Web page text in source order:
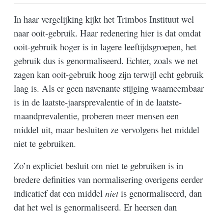
In haar vergelijking kijkt het Trimbos Instituut wel
naar ooit-gebruik. Haar redenering hier is dat omdat
ooit-gebruik hoger is in lagere leeftijdsgroepen, het
gebruik dus is genormaliseerd. Echter, zoals we net
zagen kan ooit-gebruik hoog zijn terwijl echt gebruik
laag is. Als er geen navenante stijging waarneembaar
is in de laatste-jaarsprevalentie of in de laatste-
maandprevalentie, proberen meer mensen een
middel uit, maar besluiten ze vervolgens het middel
niet te gebruiken.
Zo’n expliciet besluit om niet te gebruiken is in
bredere definities van normalisering overigens eerder
indicatief dat een middelnietis genormaliseerd, dan
dat het wel is genormaliseerd. Er heersen dan